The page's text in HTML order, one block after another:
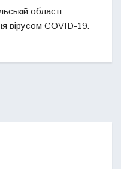
області
вірусом COVID-19.